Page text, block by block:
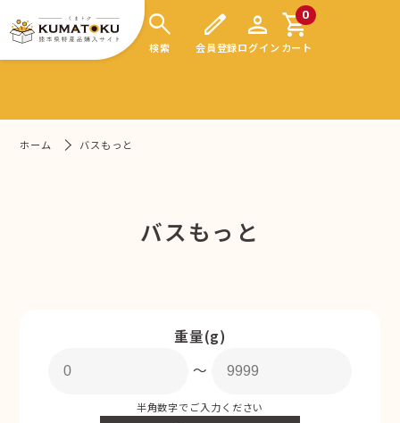
search
検索
edit
会員登録
person
ログイン
0
shopping_cart
カート
ホーム バスもっと
バスもっと
重量(g)
〜
半角数字でご入力ください